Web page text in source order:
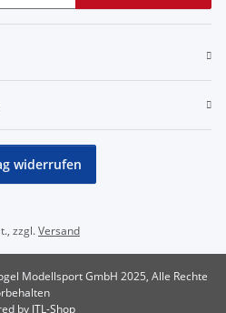
widerrufen
zzgl.Versand
Modellsport GmbH 2025, Alle Rechte
by JTL-Shop